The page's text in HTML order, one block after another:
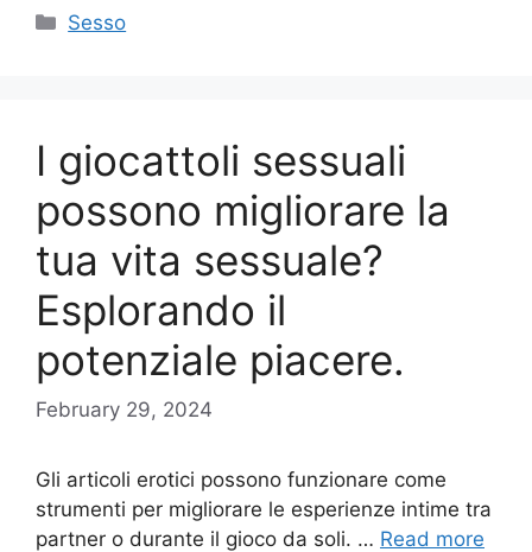
Categories
Sesso
I giocattoli sessuali
possono migliorare la
tua vita sessuale?
Esplorando il
potenziale piacere.
February 29, 2024
Gli articoli erotici possono funzionare come
strumenti per migliorare le esperienze intime tra
partner o durante il gioco da soli. … Read more